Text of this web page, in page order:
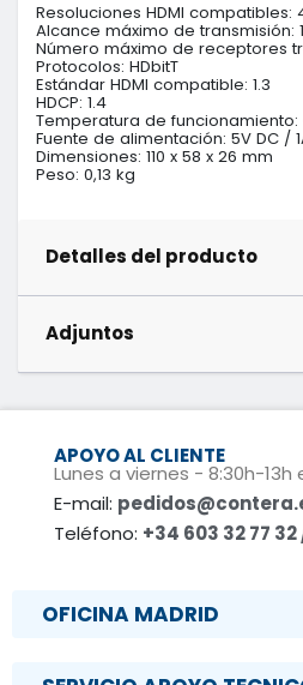
Resoluciones HDMI compatibles:
Alcance máximo de transmisión:
Número máximo de receptores
Protocolos: HDbitT
Estándar HDMI compatible: 1.3
HDCP: 1.4
Temperatura de funcionamiento:
Fuente de alimentación: 5V DC
Dimensiones: 110 x 58 x 26 mm
Peso: 0,13 kg
Detalles del producto
Adjuntos
APOYO AL CLIENTE
Lunes a viernes - 8:30h-13h
E-mail:
Teléfono: +34 603 32 77 32
OFICINA MADRID